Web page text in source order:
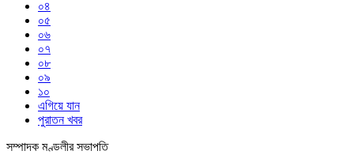
০৪
০৫
০৬
০৭
০৮
০৯
১০
এগিয়ে যান
পুরাতন খবর
সম্পাদক মণ্ডলীর সভাপতি